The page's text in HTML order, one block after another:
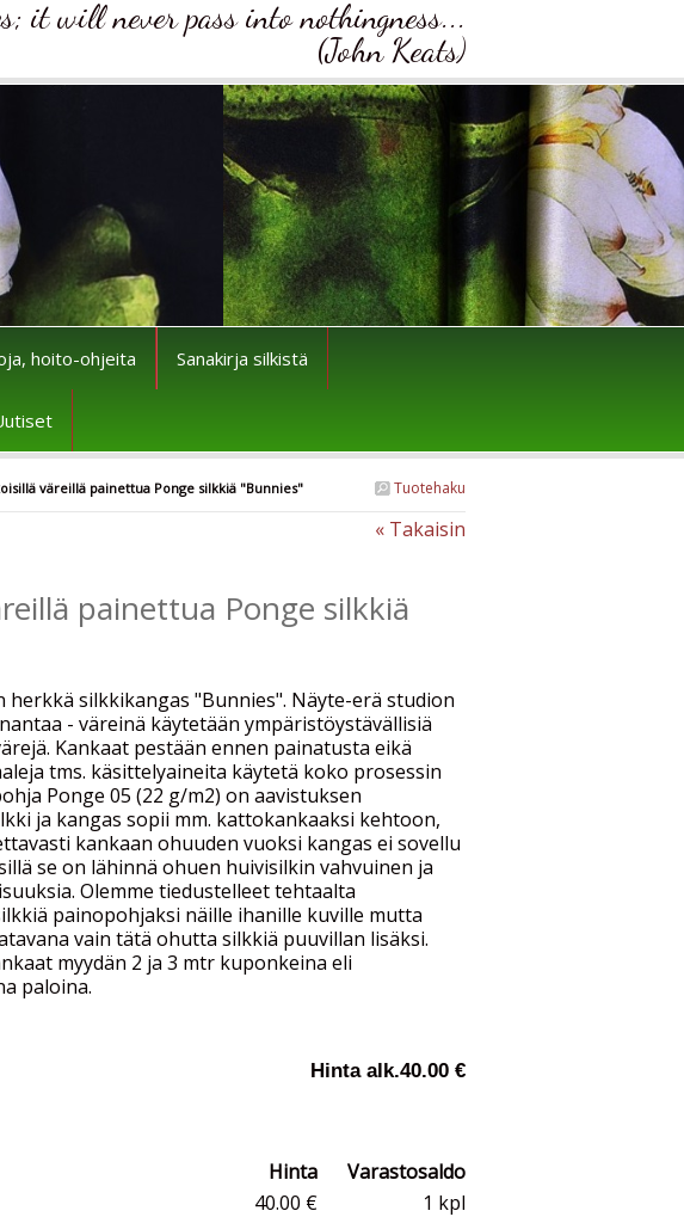
it will never pass into nothingness...
(John Keats)
hoito-ohjeita Sanakirja silkistä
Tuotehaku
väreillä painettua Ponge silkkiä "Bunnies"
« Takaisin
painettua Ponge silkkiä
herkkä silkkikangas "Bunnies". Näyte-erä studion
- väreinä käytetään ympäristöystävällisiä
Kankaat pestään ennen painatusta eikä
tms. käsittelyaineita käytetä koko prosessin
Ponge 05 (22 g/m2) on aavistuksen
ja kangas sopii mm. kattokankaaksi kehtoon,
kankaan ohuuden vuoksi kangas ei sovellu
se on lähinnä ohuen huivisilkin vahvuinen ja
Olemme tiedustelleet tehtaalta
painopohjaksi näille ihanille kuville mutta
vain tätä ohutta silkkiä puuvillan lisäksi.
myydän 2 ja 3 mtr kuponkeina eli
paloina.
Hinta alk.40.00 €
Hinta
Varastosaldo
40.00 €
1 kpl